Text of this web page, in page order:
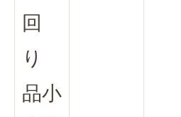
回
り
品小